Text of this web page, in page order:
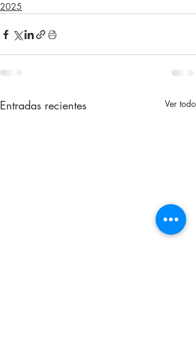
2025
Entradas recientes Ver todo